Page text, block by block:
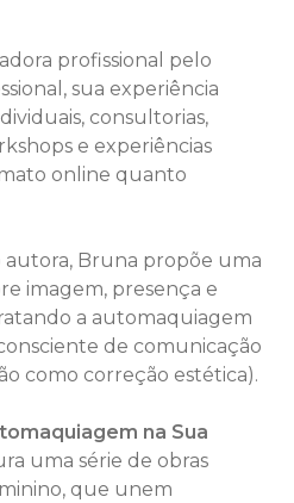
profissional pelo
sua experiência
consultorias,
e experiências
online quanto
autora, Bruna propõe uma
imagem, presença e
a automaquiagem
de comunicação
como correção estética).
na Sua
uma série de obras
que unem